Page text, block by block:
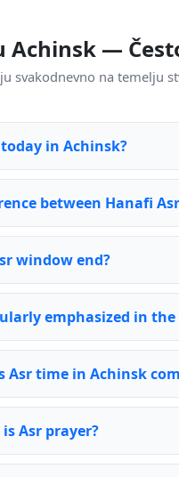
Achinsk —
svakodnevno na temelju
in Achinsk?
between Hanafi
window end?
emphasized in
Asr time in Achinsk
Asr prayer?